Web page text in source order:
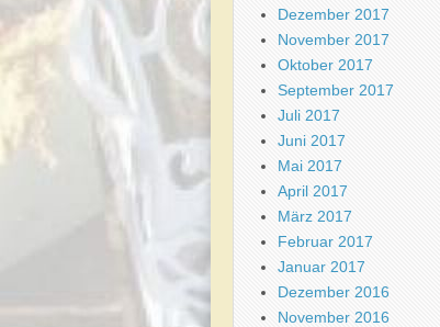
Dezember 2017
November 2017
Oktober 2017
September 2017
Juli 2017
Juni 2017
Mai 2017
April 2017
März 2017
Februar 2017
Januar 2017
Dezember 2016
November 2016